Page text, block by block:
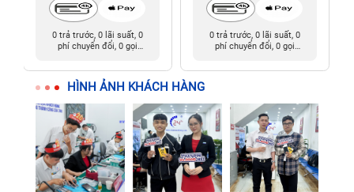
0 trả trước, 0 lãi suất, 0
phí chuyển đổi, 0 gọi
0 trả trước, 0 lãi suất, 0
phí chuyển đổi, 0 gọi
HÌNH ẢNH KHÁCH HÀNG